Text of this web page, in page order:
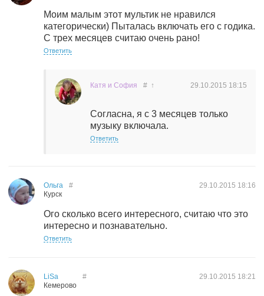
Моим малым этот мультик не нравился
категорически) Пыталась включать его с годика.
С трех месяцев считаю очень рано!
Ответить
Катя и София 29.10.2015 18:15
# ↑
Согласна, я с 3 месяцев только
музыку включала.
Ответить
Ольга
Курск
29.10.2015 18:16
#
Ого сколько всего интересного, считаю что это
интересно и познавательно.
Ответить
LiSa
Кемерово
29.10.2015 18:21
#